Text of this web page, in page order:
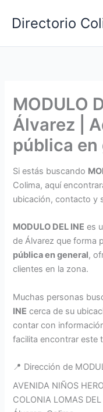
Directorio
MODULO
Álvarez |
pública en
Si estás buscando
Colima, aquí
ubicación, contacto y
MODULO DEL INE es
de Álvarez que forma
pública en general,
clientes en la zona.
Muchas personas
INE cerca de su
contar con
facilita encontrar este
📍 Dirección de
AVENIDA NIÑOS
COLONIA LOMAS